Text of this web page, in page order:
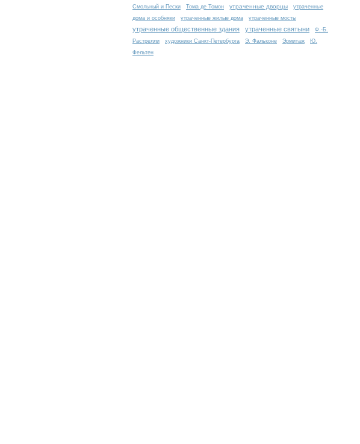
Смольный и Пески
Тома де Томон утраченные дворцы
утраченные
дома и особняки
утраченные жилые дома утраченные мосты
утраченные общественные здания утраченные святыни
Ф.-Б.
Растрелли
художники Санкт-Петербурга Э. Фальконе Эрмитаж
Ю.
Фельтен